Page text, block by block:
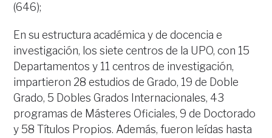
(646);
En su estructura académica y de docencia e
investigación, los siete centros de la UPO, con 15
Departamentos y 11 centros de investigación,
impartieron 28 estudios de Grado, 19 de Doble
Grado, 5 Dobles Grados Internacionales, 43
programas de Másteres Oficiales, 9 de Doctorado
y 58 Títulos Propios. Además, fueron leídas hasta